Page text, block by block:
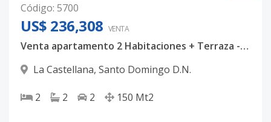
Código: 5700
US$ 236,308 VENTA
Venta apartamento 2 Habitaciones + Terraza - La Castellana
La Castellana, Santo Domingo D.N.
2 2 2 150 Mt2